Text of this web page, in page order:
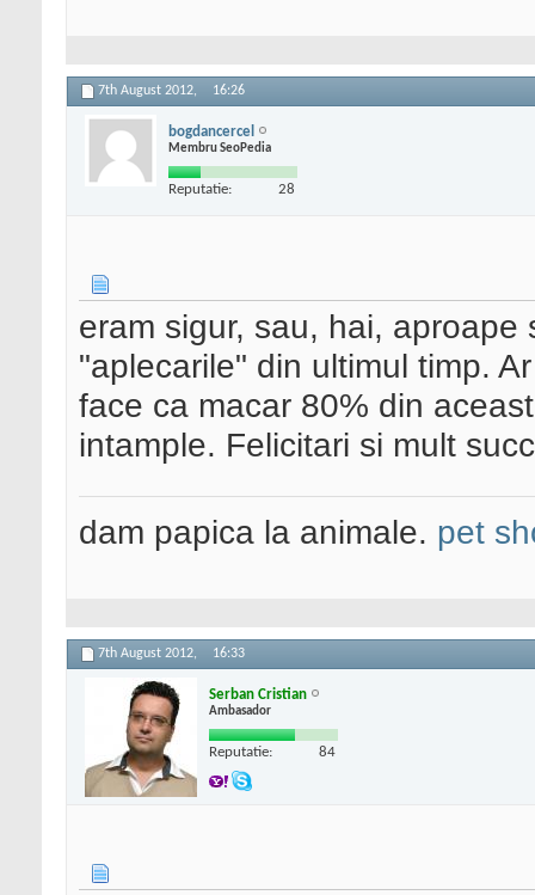
7th August 2012, 16:26
bogdancercel
Membru SeoPedia
Reputatie: 28
eram sigur, sau, hai,
"aplecarile" din ultimul timp.
face ca macar 80% din
intample. Felicitari si mult
dam papica la animale. pet
7th August 2012, 16:33
Serban Cristian
Ambasador
Reputatie: 84